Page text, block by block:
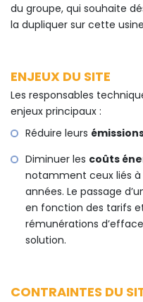
du groupe, qui souhaite
la dupliquer sur cette
ENJEUX DU SITE
Les responsables
enjeux principaux :
Réduire leurs
Diminuer les coûts
notamment ceux liés à
années. Le passage
en fonction des tarifs
rémunérations
solution.
CONTRAINTES DU